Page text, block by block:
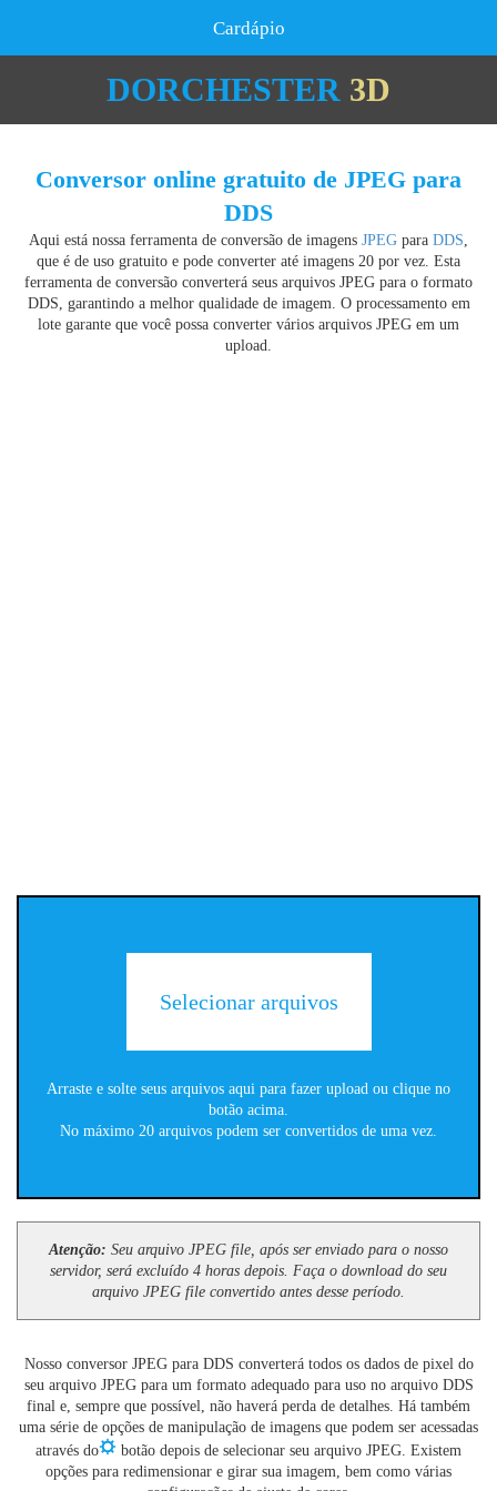
Cardápio
DORCHESTER 3D
Conversor online gratuito de JPEG para
DDS
Aqui está nossa ferramenta de conversão de imagens JPEG para DDS,
que é de uso gratuito e pode converter até imagens 20 por vez. Esta
ferramenta de conversão converterá seus arquivos JPEG para o formato
DDS, garantindo a melhor qualidade de imagem. O processamento em
lote garante que você possa converter vários arquivos JPEG em um
upload.
Selecionar arquivos
Arraste e solte seus arquivos aqui para fazer upload ou clique no
botão acima.
No máximo 20 arquivos podem ser convertidos de uma vez.
Atenção: Seu arquivo JPEG file, após ser enviado para o nosso
servidor, será excluído 4 horas depois. Faça o download do seu
arquivo JPEG file convertido antes desse período.
Nosso conversor JPEG para DDS converterá todos os dados de pixel do
seu arquivo JPEG para um formato adequado para uso no arquivo DDS
final e, sempre que possível, não haverá perda de detalhes. Há também
uma série de opções de manipulação de imagens que podem ser acessadas
através do
botão depois de selecionar seu arquivo JPEG. Existem
opções para redimensionar e girar sua imagem, bem como várias